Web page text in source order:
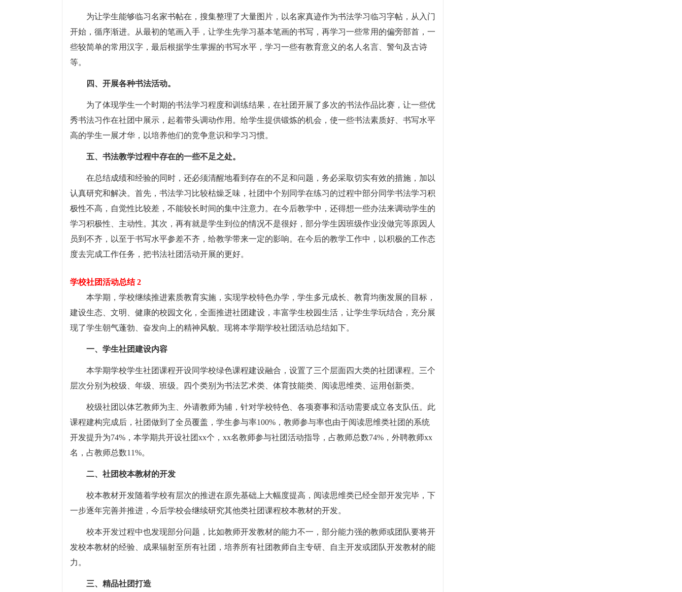
为让学生能够临习名家书帖在，搜集整理了大量图片，以名家真迹作为书法学习临习字帖，从入门
开始，循序渐进。从最初的笔画入手，让学生先学习基本笔画的书写，再学习一些常用的偏旁部首，一
些较简单的常用汉字，最后根据学生掌握的书写水平，学习一些有教育意义的名人名言、警句及古诗
等。
四、开展各种书法活动。
为了体现学生一个时期的书法学习程度和训练结果，在社团开展了多次的书法作品比赛，让一些优
秀书法习作在社团中展示，起着带头调动作用。给学生提供锻炼的机会，使一些书法素质好、书写水平
高的学生一展才华，以培养他们的竞争意识和学习习惯。
五、书法教学过程中存在的一些不足之处。
在总结成绩和经验的同时，还必须清醒地看到存在的不足和问题，务必采取切实有效的措施，加以
认真研究和解决。首先，书法学习比较枯燥乏味，社团中个别同学在练习的过程中部分同学书法学习积
极性不高，自觉性比较差，不能较长时间的集中注意力。在今后教学中，还得想一些办法来调动学生的
学习积极性、主动性。其次，再有就是学生到位的情况不是很好，部分学生因班级作业没做完等原因人
员到不齐，以至于书写水平参差不齐，给教学带来一定的影响。在今后的教学工作中，以积极的工作态
度去完成工作任务，把书法社团活动开展的更好。
学校社团活动总结 2
本学期，学校继续推进素质教育实施，实现学校特色办学，学生多元成长、教育均衡发展的目标，
建设生态、文明、健康的校园文化，全面推进社团建设，丰富学生校园生活，让学生学玩结合，充分展
现了学生朝气蓬勃、奋发向上的精神风貌。现将本学期学校社团活动总结如下。
一、学生社团建设内容
本学期学校学生社团课程开设同学校绿色课程建设融合，设置了三个层面四大类的社团课程。三个
层次分别为校级、年级、班级。四个类别为书法艺术类、体育技能类、阅读思维类、运用创新类。
校级社团以体艺教师为主、外请教师为辅，针对学校特色、各项赛事和活动需要成立各支队伍。此
课程建构完成后，社团做到了全员覆盖，学生参与率100%，教师参与率也由于阅读思维类社团的系统
开发提升为74%，本学期共开设社团xx个，xx名教师参与社团活动指导，占教师总数74%，外聘教师xx
名，占教师总数11%。
二、社团校本教材的开发
校本教材开发随着学校有层次的推进在原先基础上大幅度提高，阅读思维类已经全部开发完毕，下
一步逐年完善并推进，今后学校会继续研究其他类社团课程校本教材的开发。
校本开发过程中也发现部分问题，比如教师开发教材的能力不一，部分能力强的教师或团队要将开
发校本教材的经验、成果辐射至所有社团，培养所有社团教师自主专研、自主开发或团队开发教材的能
力。
三、精品社团打造